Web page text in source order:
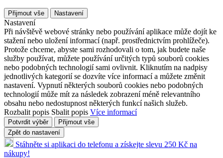
Přijmout vše Nastavení
Nastavení
Při návštěvě webové stránky nebo používání aplikace může dojít ke
stažení nebo uložení informací (např. prostřednictvím prohlížeče).
Protože chceme, abyste sami rozhodovali o tom, jak budete naše
služby používat, můžete používání určitých typů souborů cookies
nebo podobných technologií sami ovlivnit. Kliknutím na nadpisy
jednotlivých kategorií se dozvíte více informací a můžete změnit
nastavení. Vypnutí některých souborů cookies nebo podobných
technologií může mít za následek zobrazení méně relevantního
obsahu nebo nedostupnost některých funkcí našich služeb.
Rozbalit popis Sbalit popis Více informací
Potvrdit výběr
Přijmout vše
Zpět do nastavení
Stáhněte si aplikaci do telefonu a získejte slevu 250 Kč na
nákupy!